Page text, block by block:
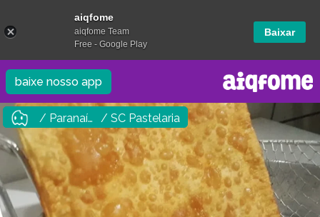
baixe nosso app
/ Paranaíba / SC Pastelaria
aiqfome
aiqfome Team
Free - Google Play
Baixar